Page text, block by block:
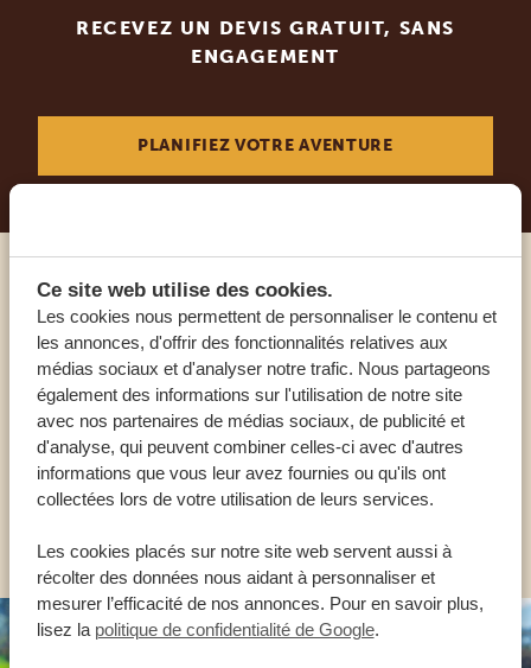
Ce site web utilise des cookies.
Les cookies nous permettent de personnaliser le contenu et
les annonces, d'offrir des fonctionnalités relatives aux
médias sociaux et d'analyser notre trafic. Nous partageons
également des informations sur l'utilisation de notre site
avec nos partenaires de médias sociaux, de publicité et
d'analyse, qui peuvent combiner celles-ci avec d'autres
informations que vous leur avez fournies ou qu'ils ont
collectées lors de votre utilisation de leurs services.
Les cookies placés sur notre site web servent aussi à
récolter des données nous aidant à personnaliser et
mesurer l’efficacité de nos annonces. Pour en savoir plus,
lisez la politique de confidentialité de Google.
RECEVEZ UN DEVIS GRATUIT, SANS
ENGAGEMENT
PLANIFIEZ VOTRE AVENTURE
Appelez un expert
NOS SPÉCIALISTES SONT LÀ POUR VOUS
FR: +33 2 57 88 00 88